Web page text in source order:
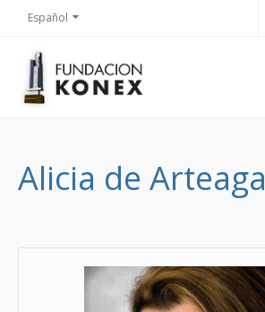
Español
Alicia de Arteaga